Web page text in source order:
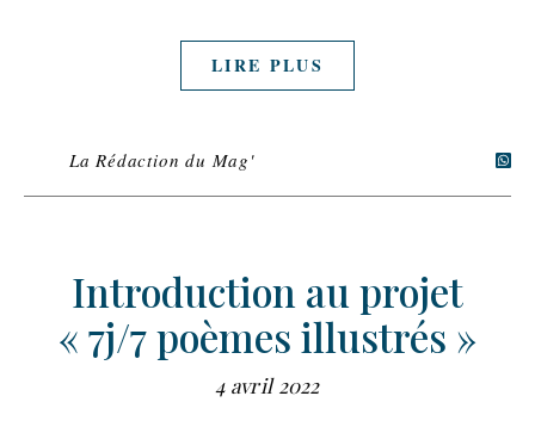
LIRE PLUS
La Rédaction du Mag'
Introduction au projet
« 7j/7 poèmes illustrés »
4 avril 2022